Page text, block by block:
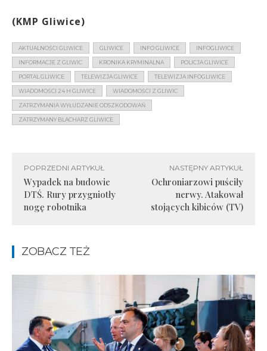
(KMP Gliwice)
AKTUALNOŚCI GLIWICE GLIWICE INFO GLIWICE INFOGLIWICE
INFORMACJE Z GLIWIC KRONIKA KRYMINALNA POLICJA GLIWICE
PORTAL GLIWICE TELEWIZJA GLIWICE TELEWIZJA INFOGLIWICE
WIADOMOŚCI 24 H GLIWICE WIADOMOŚCI Z GLIWIC
ZATRZYMANIA WYŁUDZANIE ODSZKODOWAŃ
ZATRZYMANY BLACHARZ GLIWICE
POPRZEDNI ARTYKUŁ
Wypadek na budowie
DTŚ. Rury przygniotły
nogę robotnika
NASTĘPNY ARTYKUŁ
Ochroniarzowi puściły
nerwy. Atakował
stojących kibiców (TV)
ZOBACZ TEŻ